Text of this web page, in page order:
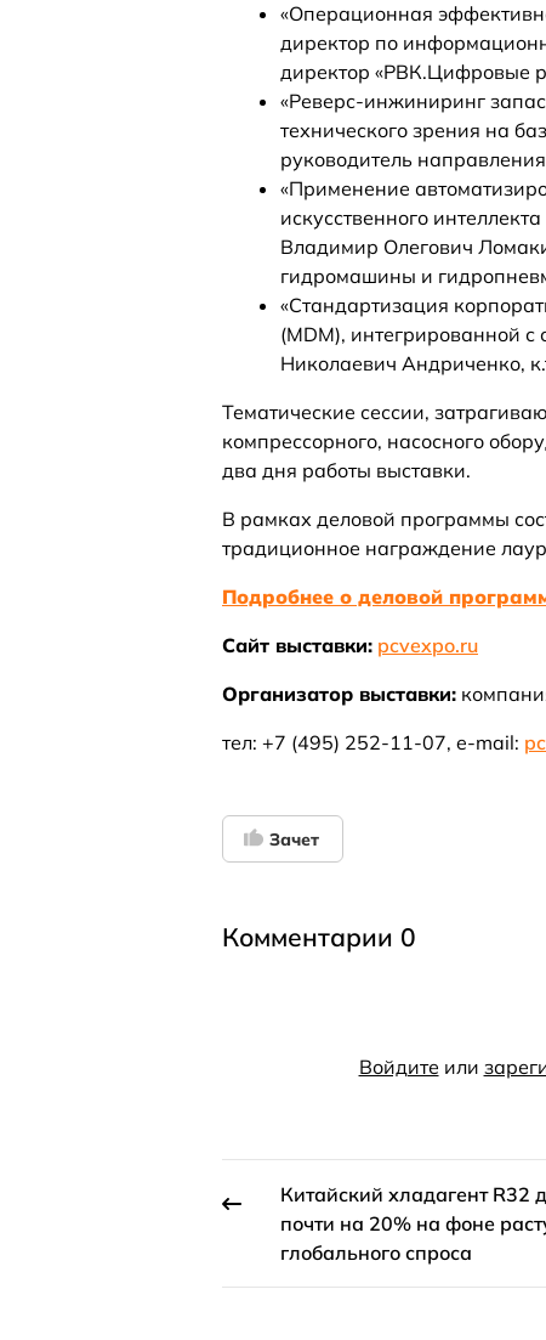
«Операционная
директор по
директор «РВК.Цифровые
«Реверс-инжиниринг
технического зрения на
руководитель
«Применение
искусственного
Владимир Олегович
гидромашины и
«Стандартизация
(MDM), интегрированной
Николаевич Андриченко,
Тематические сессии,
компрессорного, насосного
два дня работы выставки.
В рамках деловой программы
традиционное награждение
Подробнее о деловой
Сайт выставки: pcvexpo.ru
Организатор выставки:
тел: +7 (495) 252-11-07, e-mail:
Зачет
Комментарии 0
Войдите или
Китайский хладагент R32
почти на 20% на фоне
глобального спроса